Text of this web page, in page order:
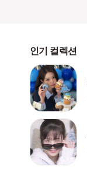
인기 컬렉션